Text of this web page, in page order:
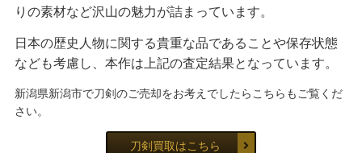
りの素材など沢山の魅力が詰まっています。
日本の歴史人物に関する貴重な品であることや保存状態
なども考慮し、本作は上記の査定結果となっています。
新潟県新潟市で刀剣のご売却をお考えでしたらこちらもご覧くだ
さい。
刀剣買取はこちら